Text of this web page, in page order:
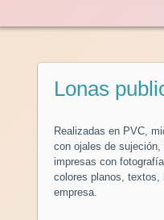
Lonas
Realizadas en PVC,
con ojales de sujeción,
impresas con
colores planos, textos,
empresa.